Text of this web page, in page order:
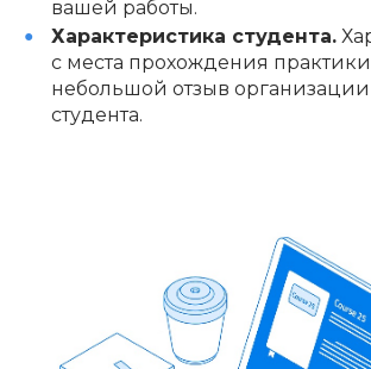
вашей работы.
Характеристика студента.
с места прохождения
небольшой отзыв организации
студента.